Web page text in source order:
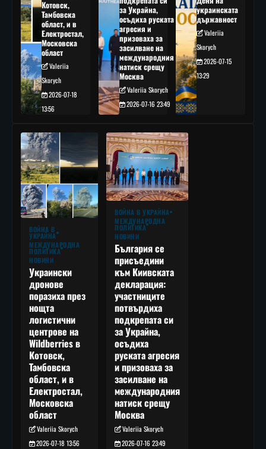
Котовск,
Тамбовска
област, и в
Електростал,
Московска
област
Valeriia
Skorych
2026-07-18
13:56
за Украйна,
осъдиха руската
агресия и
призоваха за
засилване на
международния
натиск срещу
Москва
Valeriia Skorych
2026-07-16 23:49
украинската
държавност
Valeriia
Skorych
2026-07-15
13:29
ВОЙНА В
УКРАЙНА
МЕЖДУНАРОДНА
ПОЛИТИКА
НОВИНИ
Украински
дронове
поразиха през
нощта
логистични
центрове на
Wildberries в
Котовск,
Тамбовска
област, и в
Електростал,
Московска
област
Valeriia Skorych
2026-07-18 13:56
ВОЙНА В УКРАЙНА
МЕЖДУНАРОДНА
ПОЛИТИКА
НОВИНИ
България се
присъедини
към Киивската
декларация:
участниците
потвърдиха
подкрепата си
за Украйна,
осъдиха
руската агресия
и призоваха за
засилване на
международния
натиск срещу
Москва
Valeriia Skorych
2026-07-16 23:49